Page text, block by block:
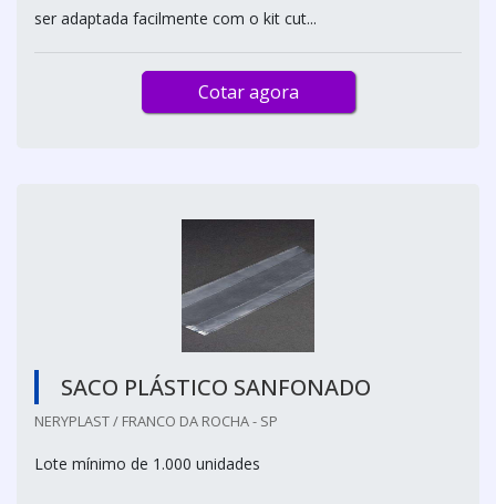
ser adaptada facilmente com o kit cut...
Cotar agora
SACO PLÁSTICO SANFONADO
NERYPLAST / FRANCO DA ROCHA - SP
Lote mínimo de 1.000 unidades